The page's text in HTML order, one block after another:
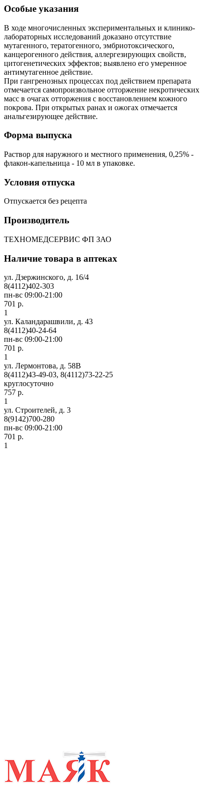
Особые указания
В ходе многочисленных экспериментальных и клинико-
лабораторных исследований доказано отсутствие
мутагенного, тератогенного, эмбриотоксического,
канцерогенного действия, аллергезирующих свойств,
цитогенетических эффектов; выявлено его умеренное
антимутагенное действие.
При гангренозных процессах под действием препарата
отмечается самопроизвольное отторжение некротических
масс в очагах отторжения с восстановлением кожного
покрова. При открытых ранах и ожогах отмечается
анальгезирующее действие.
Форма выпуска
Раствор для наружного и местного применения, 0,25% -
флакон-капельница - 10 мл в упаковке.
Условия отпуска
Отпускается без рецепта
Производитель
ТЕХНОМЕДСЕРВИС ФП ЗАО
Наличие товара в аптеках
ул. Дзержинского, д. 16/4
8(4112)402-303
пн-вс 09:00-21:00
701 р.
1
ул. Каландарашвили, д. 43
8(4112)40-24-64
пн-вс 09:00-21:00
701 р.
1
ул. Лермонтова, д. 58В
8(4112)43-49-03, 8(4112)73-22-25
круглосуточно
757 р.
1
ул. Строителей, д. 3
8(9142)700-280
пн-вс 09:00-21:00
701 р.
1